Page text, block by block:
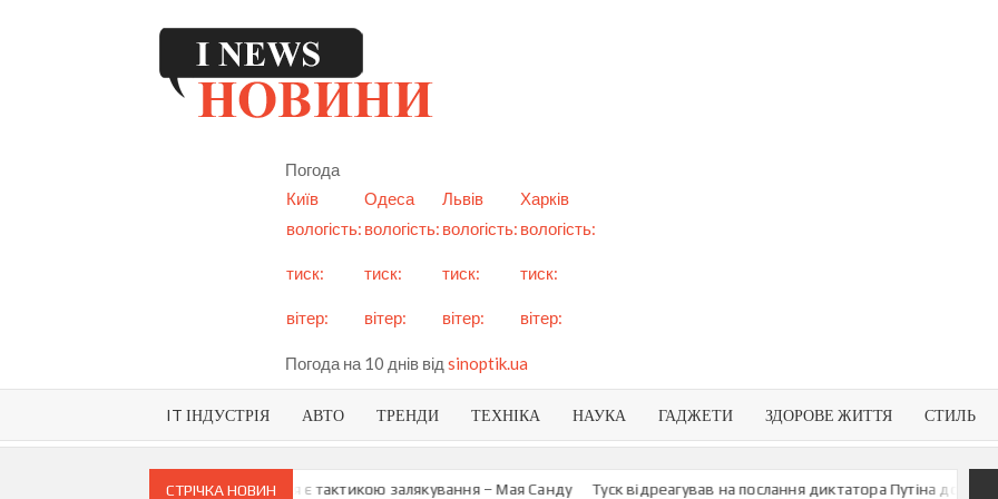
Погода
Київ
Одеса Львів
Харків
вологість:
тиск:
вітер:
вологість:
тиск:
вітер:
вологість:
тиск:
вітер:
вологість:
тиск:
вітер:
Погода на 10 днів від sinoptik.ua
IT ІНДУСТРІЯ АВТО ТРЕНДИ ТЕХНІКА НАУКА ГАДЖЕТИ ЗДОРОВЕ ЖИТТЯ СТИЛЬ
СТРІЧКА НОВИН
про можливу анексію Придністров’я є тактикою залякування – Мая Санду Туск відреагував на послання диктатора Путіна до росіян